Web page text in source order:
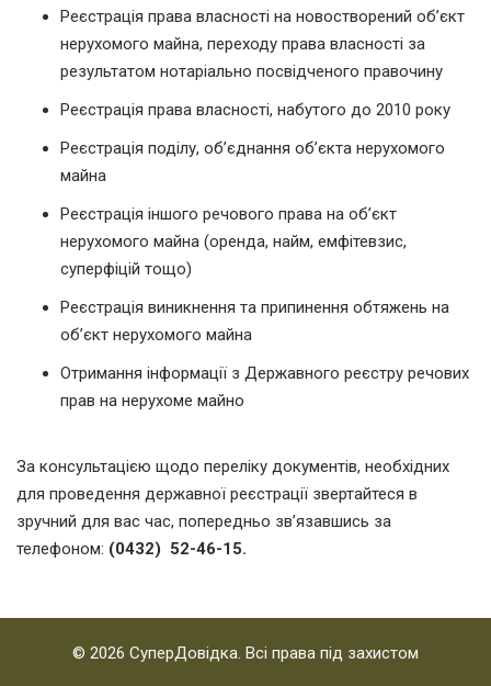
Реєстрація права власності на новостворений об’єкт
нерухомого майна, переходу права власності за
результатом нотаріально посвідченого правочину
Реєстрація права власності, набутого до 2010 року
Реєстрація поділу, об’єднання об’єкта нерухомого
майна
Реєстрація іншого речового права на об’єкт
нерухомого майна (оренда, найм, емфітевзис,
суперфіцій тощо)
Реєстрація виникнення та припинення обтяжень на
об’єкт нерухомого майна
Отримання інформації з Державного реєстру речових
прав на нерухоме майно
За консультацією щодо переліку документів, необхідних
для проведення державної реєстрації звертайтеся в
зручний для вас час, попередньо зв’язавшись за
телефоном: (0432) 52-46-15.
© 2026 СуперДовідка. Всі права під захистом